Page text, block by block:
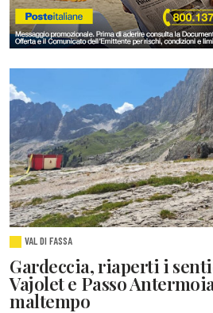
VAL DI FASSA
Gardeccia, riaperti i
Vajolet e Passo
maltempo